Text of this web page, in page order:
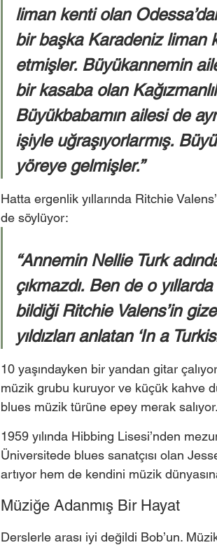
liman kenti olan
bir başka Karadeniz liman
etmişler. Büyükannemin
bir kasaba olan
Büyükbabamın ailesi de
işiyle uğraşıyorlarmış.
yöreye gelmişler.”
Hatta ergenlik yıllarında Ritchie
de söylüyor:
“Annemin Nellie Turk
çıkmazdı. Ben de o yıllarda
bildiği Ritchie Valens’in
yıldızları anlatan ‘In a
10 yaşındayken bir yandan gitar
müzik grubu kuruyor ve küçük kahve
blues müzik türüne epey merak salıyor.
1959 yılında Hibbing Lisesi’nden
Üniversitede blues sanatçısı olan
artıyor hem de kendini müzik
Müziğe Adanmış Bir Hayat
Derslerle arası iyi değildi Bob’un.